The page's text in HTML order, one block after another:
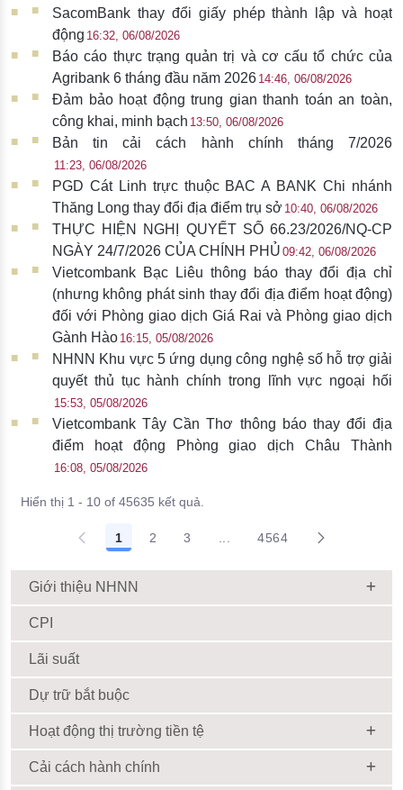
SacomBank thay đổi giấy phép thành lập và hoạt
động 16:32, 06/08/2026
Báo cáo thực trạng quản trị và cơ cấu tổ chức của
Agribank 6 tháng đầu năm 2026 14:46, 06/08/2026
Đảm bảo hoạt động trung gian thanh toán an toàn,
công khai, minh bạch 13:50, 06/08/2026
Bản tin cải cách hành chính tháng 7/2026
11:23, 06/08/2026
PGD Cát Linh trực thuộc BAC A BANK Chi nhánh
Thăng Long thay đổi địa điểm trụ sở 10:40, 06/08/2026
THỰC HIỆN NGHỊ QUYẾT SỐ 66.23/2026/NQ-CP
NGÀY 24/7/2026 CỦA CHÍNH PHỦ 09:42, 06/08/2026
Vietcombank Bạc Liêu thông báo thay đổi địa chỉ
(nhưng không phát sinh thay đổi địa điểm hoạt động)
đối với Phòng giao dịch Giá Rai và Phòng giao dịch
Gành Hào 16:15, 05/08/2026
NHNN Khu vực 5 ứng dụng công nghệ số hỗ trợ giải
quyết thủ tục hành chính trong lĩnh vực ngoại hối
15:53, 05/08/2026
Vietcombank Tây Cần Thơ thông báo thay đổi địa
điểm hoạt động Phòng giao dịch Châu Thành
16:08, 05/08/2026
Hiển thị 1 - 10 of 45635 kết quả.
1 2 3 4564
Giới thiệu NHNN
CPI
Lãi suất
Dự trữ bắt buộc
Hoạt động thị trường tiền tệ
Cải cách hành chính